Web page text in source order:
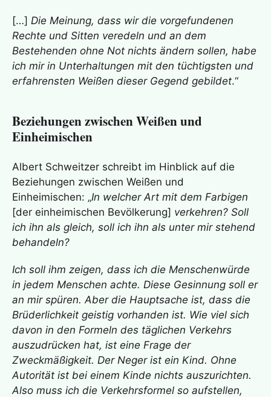
[…] Die Meinung, dass wir die vorgefundenen
Rechte und Sitten veredeln und an dem
Bestehenden ohne Not nichts ändern sollen, habe
ich mir in Unterhaltungen mit den tüchtigsten und
erfahrensten Weißen dieser Gegend gebildet.“
Beziehungen zwischen Weißen und
Einheimischen
Albert Schweitzer schreibt im Hinblick auf die
Beziehungen zwischen Weißen und
Einheimischen: „In welcher Art mit dem Farbigen
[der einheimischen Bevölkerung] verkehren? Soll
ich ihn als gleich, soll ich ihn als unter mir stehend
behandeln?
Ich soll ihm zeigen, dass ich die Menschenwürde
in jedem Menschen achte. Diese Gesinnung soll er
an mir spüren. Aber die Hauptsache ist, dass die
Brüderlichkeit geistig vorhanden ist. Wie viel sich
davon in den Formeln des täglichen Verkehrs
auszudrücken hat, ist eine Frage der
Zweckmäßigkeit. Der Neger ist ein Kind. Ohne
Autorität ist bei einem Kinde nichts auszurichten.
Also muss ich die Verkehrsformel so aufstellen,